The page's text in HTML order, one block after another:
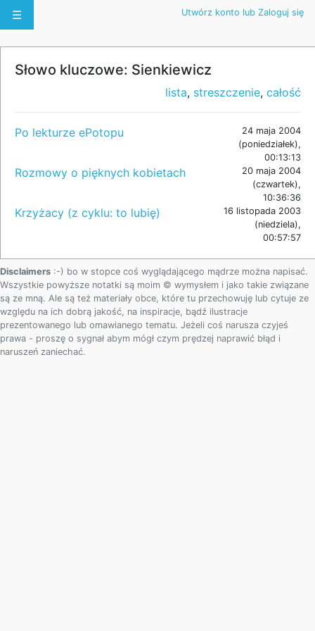
☰ Utwórz konto lub Zaloguj się
Słowo kluczowe: Sienkiewicz
lista, streszczenie, całość
Po lekturze ePotopu
24 maja 2004
(poniedziałek),
00:13:13
Rozmowy o pięknych kobietach
20 maja 2004
(czwartek),
10:36:36
Krzyżacy (z cyklu: to lubię)
16 listopada 2003
(niedziela),
00:57:57
Disclaimers :-) bo w stopce coś wyglądającego mądrze można napisać.
Wszystkie powyższe notatki są moim © wymysłem i jako takie związane
są ze mną. Ale są też materiały obce, które tu przechowuję lub cytuje ze
względu na ich dobrą jakość, na inspiracje, bądź ilustracje
prezentowanego lub omawianego tematu. Jeżeli coś narusza czyjeś
prawa - proszę o sygnał abym mógł czym prędzej naprawić błąd i
naruszeń zaniechać.